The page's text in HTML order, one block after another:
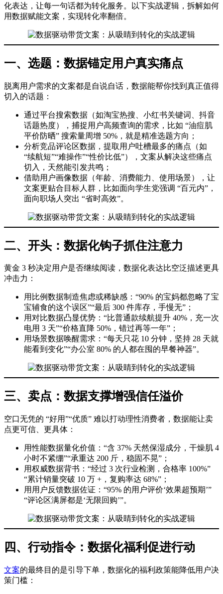
化表达，让每一句话都为转化服务。以下实战逻辑，拆解如何
用数据赋能文案，实现转化率翻倍。
一、选题：数据锚定用户真实痛点
脱离用户需求的文案都是自说自话，数据能帮你找到真正值得
切入的话题：
通过平台搜索数据（如淘宝热搜、小红书关键词、抖音
话题热度），捕捉用户高频查询的需求，比如 “油痘肌
平价防晒” 搜索量周增 50%，就是精准选题方向；
分析竞品评论区数据，提取用户吐槽最多的痛点（如
“续航短”“难操作”“性价比低”），文案从解决这些痛点
切入，天然能引发共鸣；
借助用户画像数据（年龄、消费能力、使用场景），让
文案更贴合目标人群，比如面向学生党强调 “百元内”，
面向职场人突出 “省时高效”。
二、开头：数据化钩子抓住注意力
黄金 3 秒决定用户是否继续阅读，数据化表达比空泛描述更具
冲击力：
用比例数据制造焦虑或稀缺感：“90% 的宝妈都忽略了宝
宝辅食的这个误区”“最后 300 件库存，手慢无”；
用对比数据凸显优势：“比普通款续航提升 40%，充一次
电用 3 天”“价格直降 50%，错过再等一年”；
用场景数据唤醒需求：“每天只花 10 分钟，坚持 28 天就
能看到变化”“办公室 80% 的人都在囤的早餐神器”。
三、卖点：数据支撑增强信任溢价
空口无凭的 “好用”“优质” 难以打动理性消费者，数据能让卖
点更可信、更具体：
用性能数据量化价值：“含 37% 天然保湿成分，干燥肌 4
小时不紧绷”“承重达 200 斤，稳固不晃”；
用权威数据背书：“经过 3 次行业检测，合格率 100%”
“累计销量突破 10 万 +，复购率达 68%”；
用用户反馈数据佐证：“95% 的用户评价‘效果超预期’”
“评论区满屏都是‘无限回购’”。
四、行动指令：数据化福利促进行动
文案的最终目的是引导下单，数据化的福利政策能降低用户决
策门槛：